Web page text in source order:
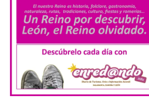
8 Ago 2026
horario y refuerza los
transportes y la
hostelería. En Alto
Campoo continuará la
programación musical de Estación
Sonora. Peña Cabarga, elegido lugar
preferente en la comunidad autónoma,